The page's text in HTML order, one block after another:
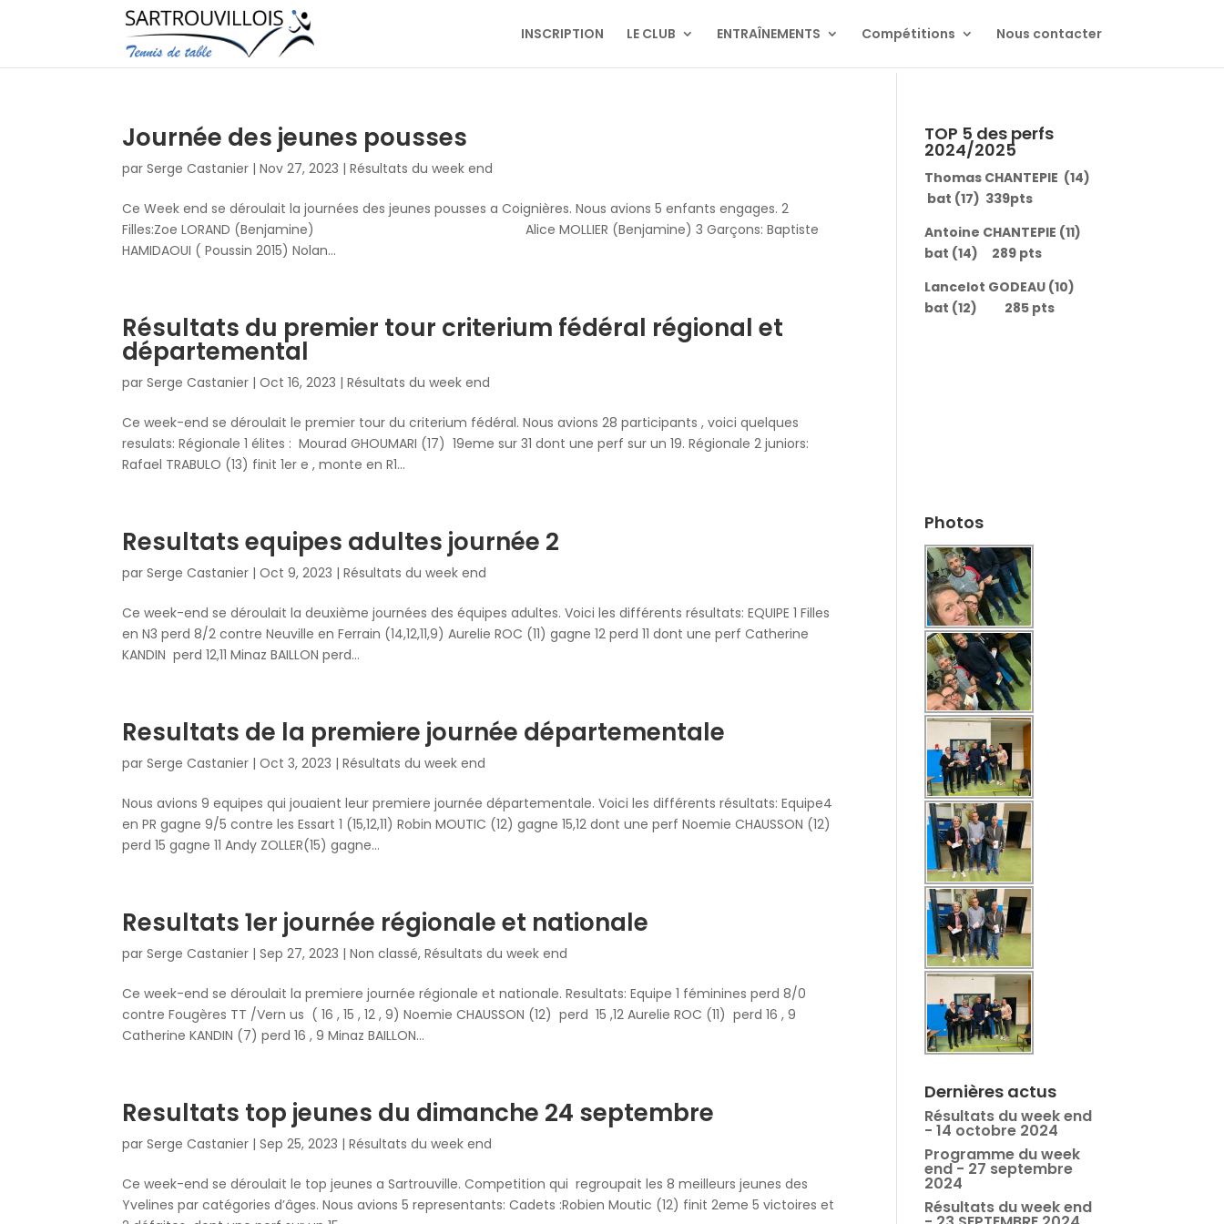
INSCRIPTION LE CLUB ENTRAÎNEMENTS Compétitions Nous contacter
Journée des jeunes pousses
parSerge Castanier |Nov 27, 2023 |Résultats du week end
Ce Week end se déroulait la journées des jeunes pousses a Coignières. Nous avions 5 enfants engages. 2
Filles:Zoe LORAND (Benjamine) Alice MOLLIER (Benjamine) 3 Garçons: Baptiste
HAMIDAOUI ( Poussin 2015) Nolan...
Résultats du premier tour criterium fédéral régional et
départemental
parSerge Castanier |Oct 16, 2023 |Résultats du week end
Ce week-end se déroulait le premier tour du criterium fédéral. Nous avions 28 participants , voici quelques
resulats: Régionale 1 élites : Mourad GHOUMARI (17) 19eme sur 31 dont une perf sur un 19. Régionale 2 juniors:
Rafael TRABULO (13) finit 1er e , monte en R1...
Resultats equipes adultes journée 2
parSerge Castanier |Oct 9, 2023 |Résultats du week end
Ce week-end se déroulait la deuxième journées des équipes adultes. Voici les différents résultats: EQUIPE 1 Filles
en N3 perd 8/2 contre Neuville en Ferrain (14,12,11,9) Aurelie ROC (11) gagne 12 perd 11 dont une perf Catherine
KANDIN perd 12,11 Minaz BAILLON perd...
Resultats de la premiere journée départementale
parSerge Castanier |Oct 3, 2023 |Résultats du week end
Nous avions 9 equipes qui jouaient leur premiere journée départementale. Voici les différents résultats: Equipe4
en PR gagne 9/5 contre les Essart 1 (15,12,11) Robin MOUTIC (12) gagne 15,12 dont une perf Noemie CHAUSSON (12)
perd 15 gagne 11 Andy ZOLLER(15) gagne...
Resultats 1er journée régionale et nationale
parSerge Castanier |Sep 27, 2023 |Non classé,Résultats du week end
Ce week-end se déroulait la premiere journée régionale et nationale. Resultats: Equipe 1 féminines perd 8/0
contre Fougères TT /Vern us ( 16 , 15 , 12 , 9) Noemie CHAUSSON (12) perd 15 ,12 Aurelie ROC (11) perd 16 , 9
Catherine KANDIN (7) perd 16 , 9 Minaz BAILLON...
Resultats top jeunes du dimanche 24 septembre
parSerge Castanier |Sep 25, 2023 |Résultats du week end
Ce week-end se déroulait le top jeunes a Sartrouville. Competition qui regroupait les 8 meilleurs jeunes des
Yvelines par catégories d’âges. Nous avions 5 representants: Cadets :Robien Moutic (12) finit 2eme 5 victoires et
TOP 5 des perfs
2024/2025
Thomas CHANTEPIE (14)
bat (17) 339pts
Antoine CHANTEPIE (11)
bat (14) 289 pts
Lancelot GODEAU (10)
bat (12) 285 pts
Photos
Dernières actus
Résultats du week end
- 14 octobre 2024
Programme du week
end - 27 septembre
2024
Résultats du week end